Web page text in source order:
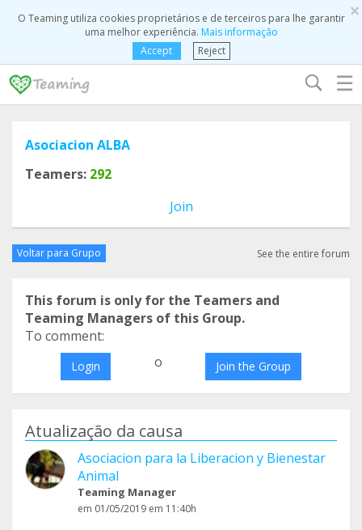
×
O Teaming utiliza cookies proprietários e de terceiros para lhe garantir
uma melhor experiência. Mais informação
Accept
Reject
☰
Asociacion ALBA
Teamers: 292
Join
Voltar para Grupo See the entire forum
This forum is only for the Teamers and
Teaming Managers of this Group.
To comment:
Login o Join the Group
Atualização da causa
Asociacion para la Liberacion y Bienestar
Animal
Teaming Manager
em 01/05/2019 em 11:40h